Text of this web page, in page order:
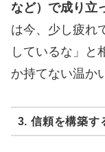
など）で成り立
は今、少し疲れ
しているな」と
か持てない温か
3. 信頼を構築す